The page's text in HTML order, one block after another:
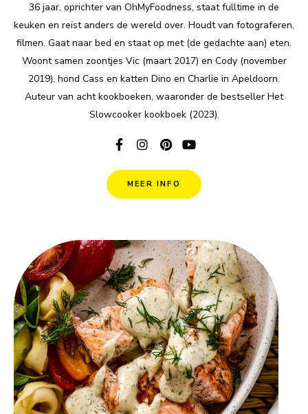
36 jaar, oprichter van OhMyFoodness, staat fulltime in de
keuken en reist anders de wereld over. Houdt van fotograferen,
filmen. Gaat naar bed en staat op met (de gedachte aan) eten.
Woont samen zoontjes Vic (maart 2017) en Cody (november
2019), hond Cass en katten Dino en Charlie in Apeldoorn.
Auteur van acht kookboeken, waaronder de bestseller Het
Slowcooker kookboek (2023).
MEER INFO